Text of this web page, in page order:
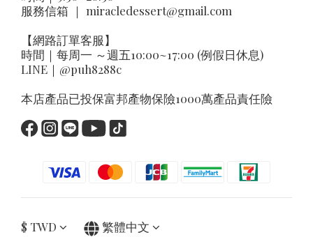
服務信箱 ｜ miracledessert@gmail.com
【網路訂單客服】
時間｜每周一 ～週五10:00~17:00 (例假日休息)
LINE｜ @puh8288c
本店產品已投保富邦產物保險1000萬產品責任險
$ TWD 繁體中文